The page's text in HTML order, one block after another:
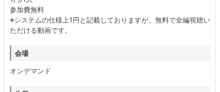
参加費無料
※システムの仕様上1円と記載しておりますが、無料で全編視聴い
ただける動画です。
会場
オンデマンド